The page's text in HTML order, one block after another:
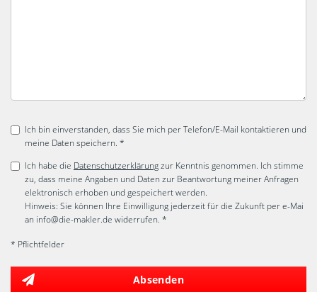
Ich bin einverstanden, dass Sie mich per Telefon/E-Mail kontaktieren und
meine Daten speichern. *
Ich habe die Datenschutzerklärungzur Kenntnis genommen. Ich stimme
zu, dass meine Angaben und Daten zur Beantwortung meiner Anfragen
elektronisch erhoben und gespeichert werden.
Hinweis: Sie können Ihre Einwilligung jederzeit für die Zukunft per e-Mai
an info@die-makler.de widerrufen. *
* Pflichtfelder
Absenden